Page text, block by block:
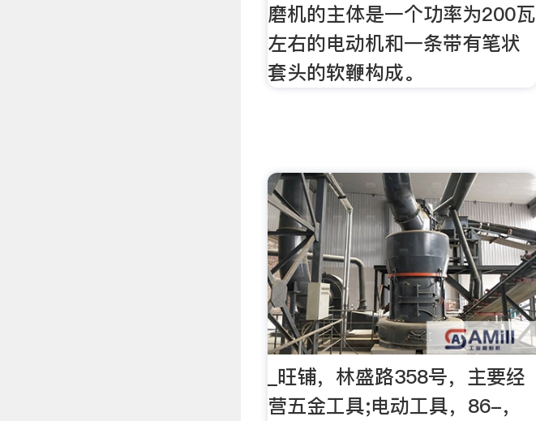
磨机的主体是一个功率为200瓦
左右的电动机和一条带有笔状
套头的软鞭构成。
_旺铺，林盛路358号，主要经
营五金工具;电动工具，86-，